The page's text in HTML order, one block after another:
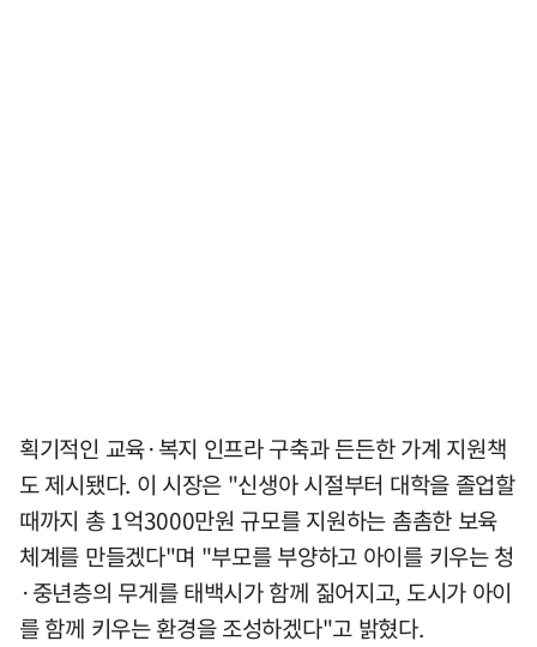
획기적인 교육·복지 인프라 구축과 든든한 가계 지원책
도 제시됐다. 이 시장은 "신생아 시절부터 대학을 졸업할
때까지 총 1억3000만원 규모를 지원하는 촘촘한 보육
체계를 만들겠다"며 "부모를 부양하고 아이를 키우는 청
·중년층의 무게를 태백시가 함께 짊어지고, 도시가 아이
를 함께 키우는 환경을 조성하겠다"고 밝혔다.